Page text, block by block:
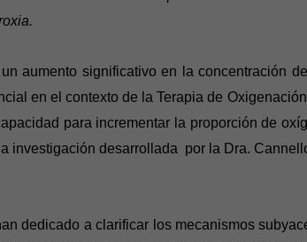
un aumento significativo en la concentración
en el contexto de la Terapia de
para incrementar la proporción de
investigación desarrollada por la Dra.
dedicado a clarificar los mecanismos